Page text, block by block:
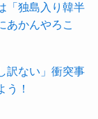
「独島入り韓半
かんやろこ
訳ない」衝突事
！